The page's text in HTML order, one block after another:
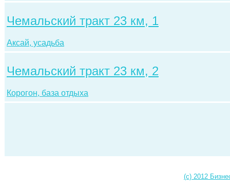
Чемальский тракт 23 км, 1
Аксай, усадьба
Чемальский тракт 23 км, 2
Корогон, база отдыха
(c) 2012